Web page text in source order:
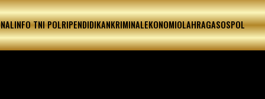
INFO TNI POLRIPENDIDIKANKRIMINALEKONOMIOLAHRAGASOSPOL